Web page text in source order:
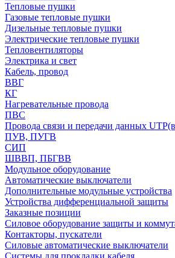
Тепловые пушки
Газовые тепловые пушки
Дизельные тепловые пушки
Электрические тепловые пушки
Тепловентиляторы
Электрика и свет
Кабель, провод
ВВГ
КГ
Нагревательные провода
ПВС
Провода связи и передачи данных
ПУВ, ПУГВ
СИП
ШВВП, ПБГВВ
Модульное оборудование
Автоматические выключатели
Дополнительные модульные устройства
Устройства дифференциальной защиты
Заказные позиции
Силовое оборудование защиты и
Контакторы, пускатели
Силовые автоматические выключатели
Системы для прокладки кабеля